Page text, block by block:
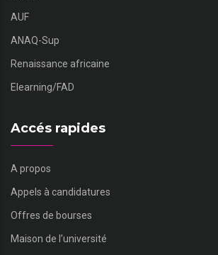
AUF
ANAQ-Sup
Renaissance africaine
Elearning/FAD
Accés rapides
A propos
Appels à candidatures
Offres de bourses
Maison de l’université